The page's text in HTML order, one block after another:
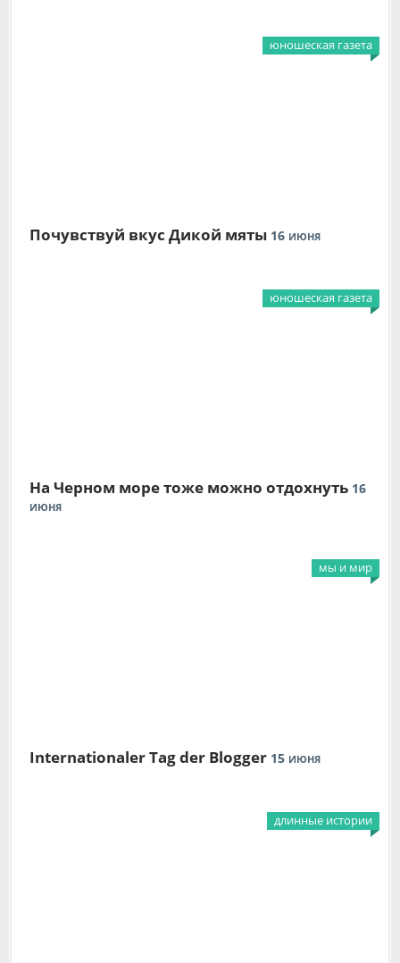
юношеская газета
Почувствуй вкус Дикой мяты 16 ИЮНЯ
юношеская газета
На Черном море тоже можно отдохнуть 16
ИЮНЯ
мы и мир
Internationaler Tag der Blogger 15 ИЮНЯ
длинные истории